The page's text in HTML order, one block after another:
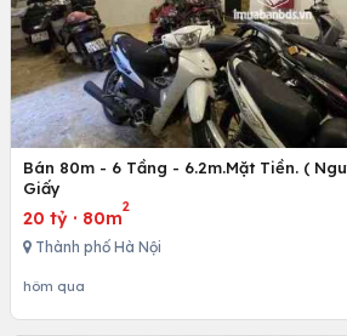
Bán 80m - 6 Tầng - 6.2m.Mặt Tiền. (
Giấy
20 tỷ · 80m
2
Thành phố Hà Nội
hôm qua